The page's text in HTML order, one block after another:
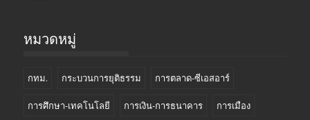
หมวดหมู่
กทม. กระบวนการยุติธรรม การตลาด-ซีเอสอาร์
การศึกษา-เทคโนโลยี การเงิน-การธนาคาร การเมือง